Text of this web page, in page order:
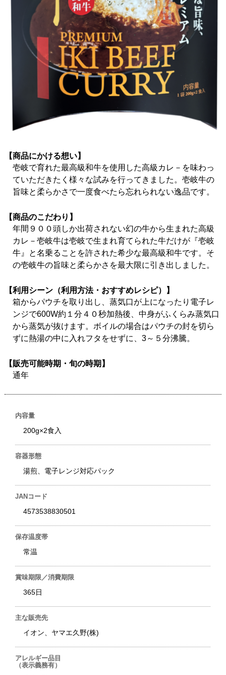
【商品にかける想い】
壱岐で育れた最高級和牛を使用した高級カレ－を味わっ
ていただきたく様々な試みを行ってきました。壱岐牛の
旨味と柔らかさで一度食べたら忘れられない逸品です。
【商品のこだわり】
年間９００頭しか出荷されない幻の牛から生まれた高級
カレ－壱岐牛は壱岐で生まれ育てられた牛だけが『壱岐
牛』と名乗ることを許された希少な最高級和牛です。そ
の壱岐牛の旨味と柔らかさを最大限に引き出しました。
【利用シーン（利用方法・おすすめレシピ）】
箱からパウチを取り出し、蒸気口が上になったり電子レ
ンジで600W約１分４０秒加熱後、中身がふくらみ蒸気口
から蒸気が抜けます。ボイルの場合はパウチの封を切ら
ずに熱湯の中に入れフタをせずに、3～５分沸騰。
【販売可能時期・旬の時期】
通年
内容量
200g×2食入
容器形態
湯煎、電子レンジ対応パック
JANコード
4573538830501
保存温度帯
常温
賞味期限／消費期限
365日
主な販売先
イオン、ヤマエ久野(株)
アレルギー品目
（表示義務有）